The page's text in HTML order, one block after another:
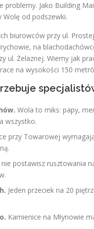
problemy. Jako Building
Wolę od podszewki.
biurowców przy ul.
na
ul. Żelaznej. Wiemy jak
na wysokości 150
Wola to miks: papy,
wszystko.
przy Towarowej
postawisz rusztowania
Jeden przeciek na 20
Kamienice na Młynowie